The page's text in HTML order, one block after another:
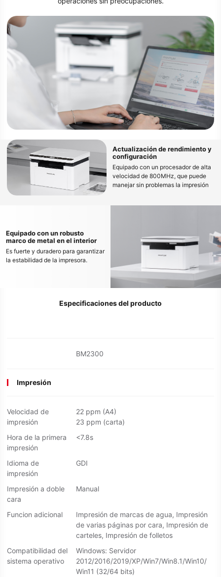
Actualización de rendimiento y
configuración
Equipado con un procesador de alta
velocidad de 800MHz, que puede
manejar sin problemas la impresión
Equipado con un robusto
marco de metal en el interior
Es fuerte y duradero para garantizar
la estabilidad de la impresora.
Especificaciones del producto
BM2300
Impresión
Velocidad de
impresión
22 ppm (A4)
23 ppm (carta)
Hora de la primera
impresión
<7.8s
Idioma de
impresión
GDI
Impresión a doble
cara
Manual
Funcion adicional
Impresión de marcas de agua, Impresión
de varias páginas por cara, Impresión de
carteles, Impresión de folletos
Compatibilidad del
sistema operativo
Windows: Servidor
2012/2016/2019/XP/Win7/Win8.1/Win10/
Win11 (32/64 bits)